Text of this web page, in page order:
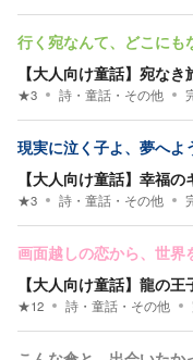
行く宛なんて、どこにも
【大人向け童話】宛なき
★3 詩・童話・その他
現実に泣く子よ、夢へよ
【大人向け童話】幸福の
★3 詩・童話・その他
画面越しの恋から、世界
【大人向け童話】龍の
★12 詩・童話・その他